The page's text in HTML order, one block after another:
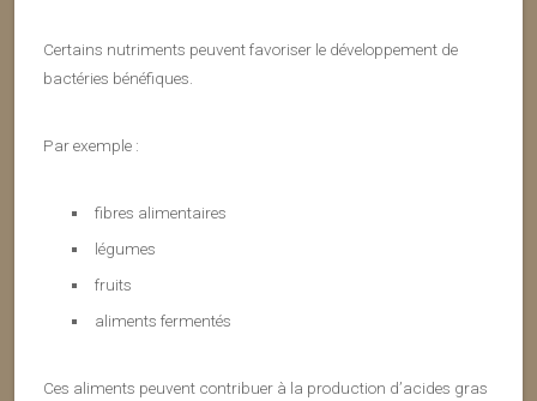
Certains nutriments peuvent favoriser le développement de
bactéries bénéfiques.
Par exemple :
fibres alimentaires
légumes
fruits
aliments fermentés
Ces aliments peuvent contribuer à la production d’acides gras